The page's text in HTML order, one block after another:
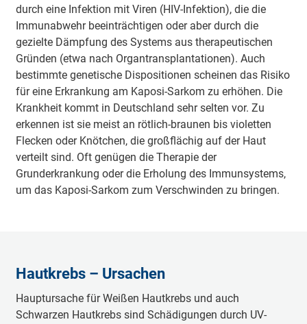
durch eine Infektion mit Viren (HIV-Infektion), die die
Immunabwehr beeinträchtigen oder aber durch die
gezielte Dämpfung des Systems aus therapeutischen
Gründen (etwa nach Organtransplantationen). Auch
bestimmte genetische Dispositionen scheinen das Risiko
für eine Erkrankung am Kaposi-Sarkom zu erhöhen. Die
Krankheit kommt in Deutschland sehr selten vor. Zu
erkennen ist sie meist an rötlich-braunen bis violetten
Flecken oder Knötchen, die großflächig auf der Haut
verteilt sind. Oft genügen die Therapie der
Grunderkrankung oder die Erholung des Immunsystems,
um das Kaposi-Sarkom zum Verschwinden zu bringen.
Hautkrebs – Ursachen
Hauptursache für Weißen Hautkrebs und auch
Schwarzen Hautkrebs sind Schädigungen durch UV-